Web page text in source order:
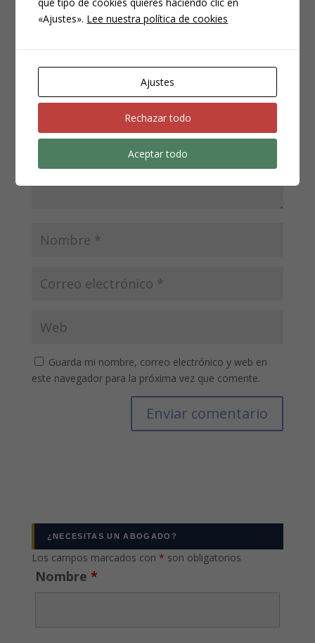
Los campos obligatorios están marcados con
Guarda mi nombre, correo electrónico y web en
este navegador para la próxima vez que comente.
¿NECESITAS UN ABOGADO?
Los campos marcados con * son obligatorios
Nombre *
«Ajustes». Lee nuestra política de cookies
Ajustes
Rechazar todo
Aceptar todo